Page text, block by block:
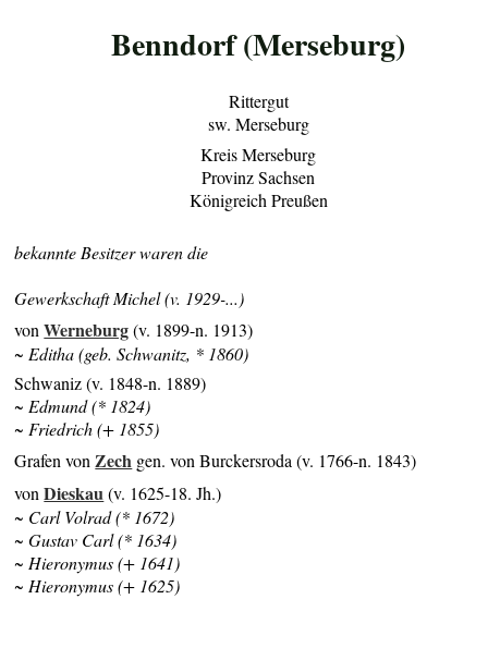
Benndorf (Merseburg)
Rittergut
sw. Merseburg
Kreis Merseburg
Provinz Sachsen
Königreich Preußen
bekannte Besitzer waren die
Gewerkschaft Michel (v. 1929-...)
vonWerneburg(v. 1899-n. 1913)
~ Editha (geb. Schwanitz, * 1860)
Schwaniz (v. 1848-n. 1889)
~ Edmund (* 1824)
~ Friedrich (+ 1855)
Grafen von Zech gen. von Burckersroda (v. 1766-n. 1843)
vonDieskau(v. 1625-18. Jh.)
~ Carl Volrad (* 1672)
~ Gustav Carl (* 1634)
~ Hieronymus (+ 1641)
~ Hieronymus (+ 1625)